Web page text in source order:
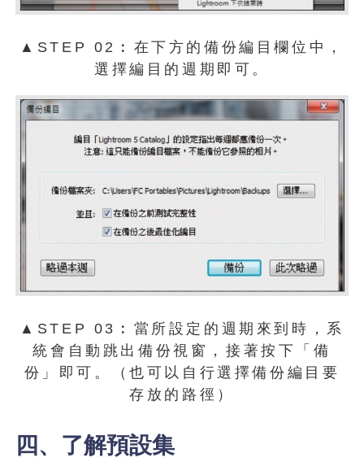
▲STEP 02︰在下方的備份編目欄位中，
選擇編目的週期即可。
▲STEP 03︰當所設定的週期來到時，系
統會自動跳出備份視窗，接著按下「備
份」即可。（也可以自行選擇備份編目要
存放的路徑）
四、了解預設集